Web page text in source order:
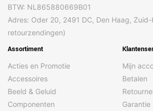
BTW: NL865880669B01
Adres: Oder 20, 2491 DC, Den Haag,
retourzendingen)
Assortiment
Acties en Promotie
Accessoires
Beeld & Geluid
Componenten
Mijn
Betalen
Garantie